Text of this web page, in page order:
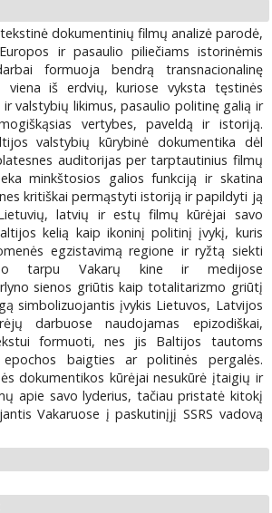
dokumentinių filmų analizė parodė,
ir pasaulio piliečiams istorinėmis
formuoja bendrą transnacionalinę
iš erdvių, kuriose vyksta tęstinės
valstybių likimus, pasaulio politinę galią ir
vertybes, paveldą ir istoriją.
valstybių kūrybinė dokumentika dėl
auditorijas per tarptautinius filmų
minkštosios galios funkciją ir skatina
kritiškai permąstyti istoriją ir papildyti ją
latvių ir estų filmų kūrėjai savo
kelią kaip ikoninį politinį įvykį, kuris
egzistavimą regione ir ryžtą siekti
tarpu Vakarų kine ir medijose
sienos griūtis kaip totalitarizmo griūtį
simbolizuojantis įvykis Lietuvos, Latvijos
darbuose naudojamas epizodiškai,
formuoti, nes jis Baltijos tautoms
epochos baigties ar politinės pergalės.
dokumentikos kūrėjai nesukūrė įtaigių ir
apie savo lyderius, tačiau pristatė kitokį
Vakaruose į paskutinįjį SSRS vadovą